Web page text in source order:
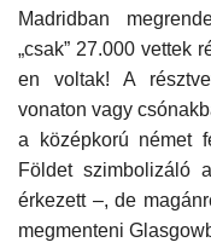
Madridban
„csak” 27.000 vettek
en voltak! A
vonaton vagy
a középkorú német
Földet szimbolizáló
érkezett –, de
megmenteni